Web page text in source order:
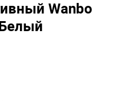
Wanbo